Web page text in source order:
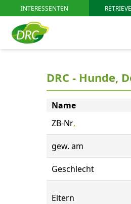
INTERESSENTEN
DRC - Hunde,
Name
ZB-Nr.
gew. am
Geschlecht
Eltern